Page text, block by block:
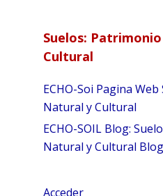
Suelos:
Cultural
ECHO-Soi Pagina
Natural y Cultural
ECHO-SOIL Blog:
Natural y Cultural Blog
Acceder